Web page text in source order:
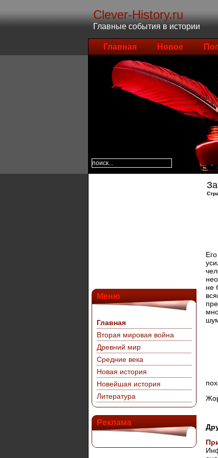
Clever-History.ru
Главные события в истории
Главная Новое
Меню
Главная
Вторая мировая война
Древний мир
Средние века
Новая история
Новейшая история
Литература
Реклама
не